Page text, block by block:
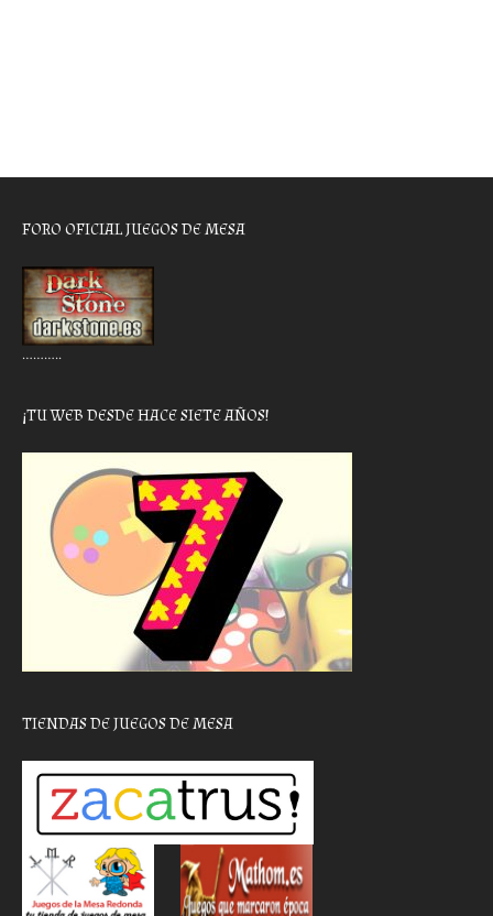
FORO OFICIAL JUEGOS DE MESA
………..
¡TU WEB DESDE HACE SIETE AÑOS!
TIENDAS DE JUEGOS DE MESA